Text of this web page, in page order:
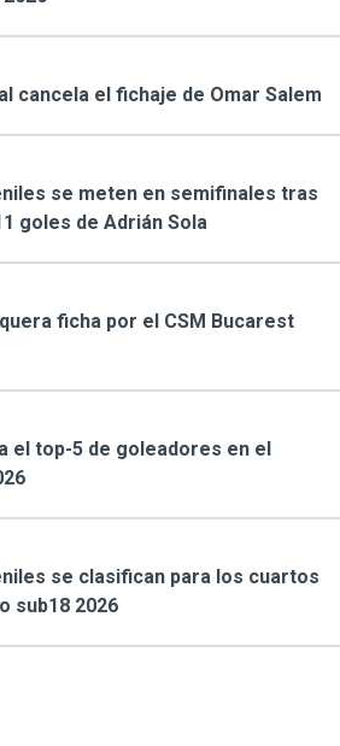
cancela el fichaje de Omar Salem
se meten en semifinales tras
goles de Adrián Sola
ficha por el CSM Bucarest
el top-5 de goleadores en el
se clasifican para los cuartos
sub18 2026